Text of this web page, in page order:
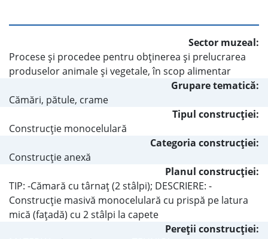
Sector muzeal:
Procese şi procedee pentru obţinerea şi prelucrarea
produselor animale şi vegetale, în scop alimentar
Grupare tematică:
Cămări, pătule, crame
Tipul construcţiei:
Construcţie monocelulară
Categoria construcţiei:
Construcţie anexă
Planul construcţiei:
TIP: -Cămară cu târnaţ (2 stâlpi); DESCRIERE: -
Construcţie masivă monocelulară cu prispă pe latura
mică (faţadă) cu 2 stâlpi la capete
Pereţii construcţiei: